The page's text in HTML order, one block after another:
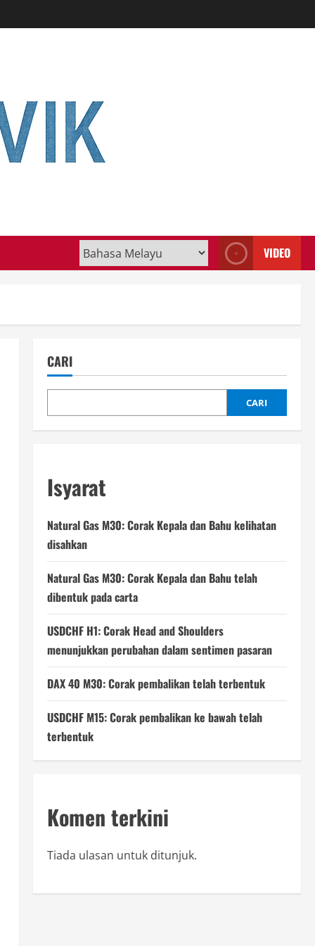
VIDEO
CARI
CARI
Isyarat
Natural Gas M30: Corak Kepala dan Bahu kelihatan
disahkan
Natural Gas M30: Corak Kepala dan Bahu telah
dibentuk pada carta
USDCHF H1: Corak Head and Shoulders
menunjukkan perubahan dalam sentimen pasaran
DAX 40 M30: Corak pembalikan telah terbentuk
USDCHF M15: Corak pembalikan ke bawah telah
terbentuk
Komen terkini
Tiada ulasan untuk ditunjuk.